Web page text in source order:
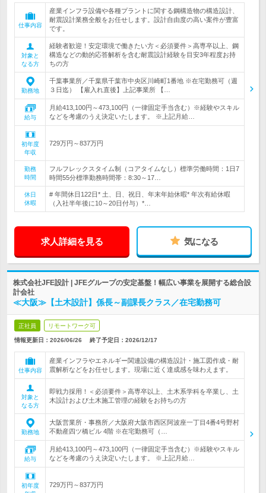
仕事内容
産業インフラ設備や各種プラントに関する鋼構造物の構造設計、
耐震設計業務全般をお任せします。設計自由度の高い案件が豊富
です。
対象と
なる方
経験者歓迎！安定環境で働きたい方＜必須要件＞高専卒以上、鋼
構造などの動的応答解析を含む耐震設計経験を目安3年程度お持
ちの方
勤務地
千葉事業所／千葉県千葉市中央区川崎町1番地 ※在宅勤務可（週
３日迄） 【雇入れ直後】上記事業所 【…
給与
月給413,100円～473,100円（一律固定手当含む）※経験やスキル
などを考慮のうえ決定いたします。 ※上記月給…
初年度
年収
729万円～837万円
勤務
時間
フルフレックスタイム制（コアタイムなし）標準労働時間：1日7
時間55分標準勤務時間帯：8:30～17…
休日
休暇
# 年間休日122日* 土、日、祝日、年末年始休暇* 年次有給休暇
（入社半年後に10～20日付与）*…
求人詳細を見る 気になる
株式会社JFE設計 | JFEグループの安定基盤！幅広い事業を展開する総合設
計会社
≪大阪≫【土木設計】係長～副課長クラス／在宅勤務可
正社員 リモートワーク可
情報更新日：2026/06/26 終了予定日： 2026/12/17
仕事内容
産業インフラやエネルギー関連設備の構造設計・施工図作成・耐
震解析などをお任せします。現場に近く達成感を味わえます。
対象と
なる方
即戦力採用！＜必須要件＞高専卒以上、土木系学科を卒業し、土
木設計および土木施工管理の経験をお持ちの方
勤務地
大阪営業所・事務所／大阪府大阪市西区阿波座一丁目4番4号野村
不動産四ツ橋ビル 4階 ※在宅勤務可（…
給与
月給413,100円～473,100円（一律固定手当含む）※経験やスキル
などを考慮のうえ決定いたします。 ※上記月給…
初年度
729万円～837万円